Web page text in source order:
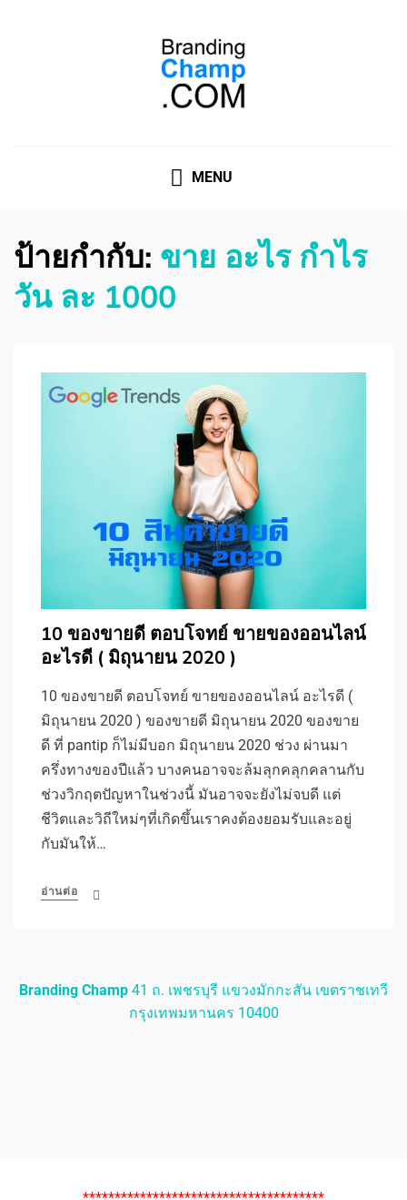
MENU
ป้ายกำกับ: ขาย อะไร กำไร
วัน ละ 1000
10 ของขายดี ตอบโจทย์ ขายของออนไลน์
อะไรดี ( มิถุนายน 2020 )
10 ของขายดี ตอบโจทย์ ขายของออนไลน์ อะไรดี (
มิถุนายน 2020 ) ของขายดี มิถุนายน 2020 ของขาย
ดี ที่ pantip ก็ไม่มีบอก มิถุนายน 2020 ช่วง ผ่านมา
ครึ่งทางของปีแล้ว บางคนอาจจะล้มลุกคลุกคลานกับ
ช่วงวิกฤตปัญหาในช่วงนี้ มันอาจจะยังไม่จบดี แต่
ชีวิตและวิถีใหม่ๆที่เกิดขึ้นเราคงต้องยอมรับและอยู่
กับมันให้…
อ่านต่อ
Branding Champ 41 ถ. เพชรบุรี แขวงมักกะสัน เขตราชเทวี
กรุงเทพมหานคร 10400